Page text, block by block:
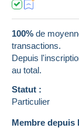
100% de
transactions.
Depuis
au total.
Statut :
Particulier
Membre depuis